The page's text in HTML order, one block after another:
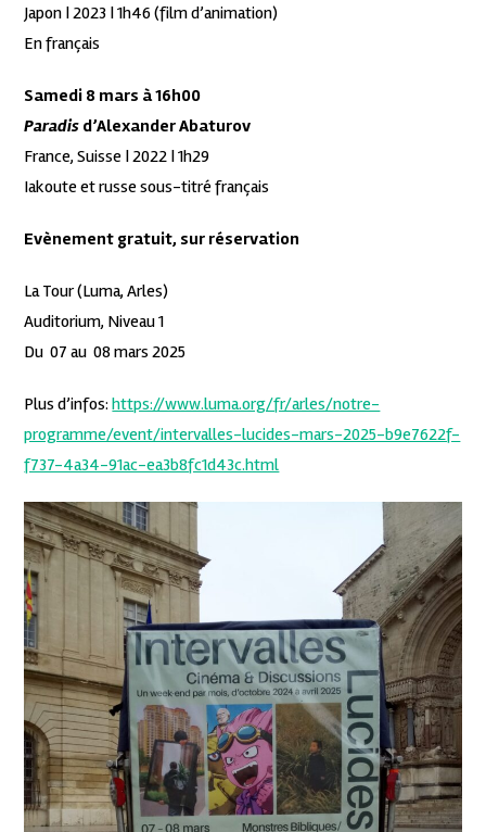
Japon | 2023 | 1h46 (film d’animation)
En français
Samedi 8 mars à 16h00
Paradis d’Alexander Abaturov
France, Suisse | 2022 | 1h29
Iakoute et russe sous-titré français
Evènement gratuit, sur réservation
La Tour (Luma, Arles)
Auditorium, Niveau 1
Du 07 au 08 mars 2025
Plus d’infos:https://www.luma.org/fr/arles/notre-
programme/event/intervalles-lucides-mars-2025-b9e7622f-
f737-4a34-91ac-ea3b8fc1d43c.html